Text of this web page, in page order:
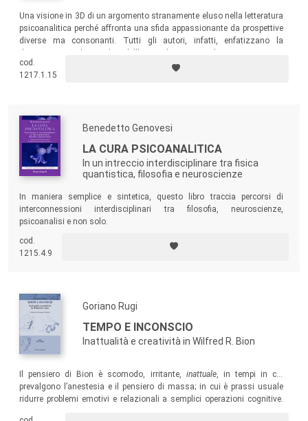
Una visione in 3D di un argomento stranamente eluso nella letteratura
psicoanalitica perché affronta una sfida appassionante da prospettive
diverse ma consonanti. Tutti gli autori, infatti, enfatizzano la
sottolineano quanto siano necessarie nella cura prudenza,
delicatezza e pazienza.
cod.
1217.1.15
Benedetto Genovesi
LA CURA PSICOANALITICA
In un intreccio interdisciplinare tra fisica
quantistica, filosofia e neuroscienze
In maniera semplice e sintetica, questo libro traccia percorsi di
interconnessioni interdisciplinari tra filosofia, neuroscienze,
psicoanalisi e non solo.
cod.
1215.4.9
Goriano Rugi
TEMPO E INCONSCIO
Inattualità e creatività in Wilfred R. Bion
Il pensiero di Bion è scomodo, irritante, inattuale, in tempi in cui
prevalgono l’anestesia e il pensiero di massa; in cui è prassi usuale
ridurre problemi emotivi e relazionali a semplici operazioni cognitive.